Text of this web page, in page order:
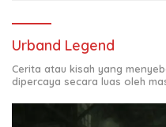
Urband Legend
Cerita atau kisah yang
dipercaya secara luas oleh